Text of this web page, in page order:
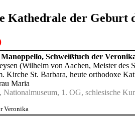
Kathedrale der Geburt
Schweißtuch der
(Wilhelm von Aachen, Meister des
Kirche St. Barbara, heute orthodoxe
Maria
Nationalmuseum, 1. OG, schlesische
Veronika